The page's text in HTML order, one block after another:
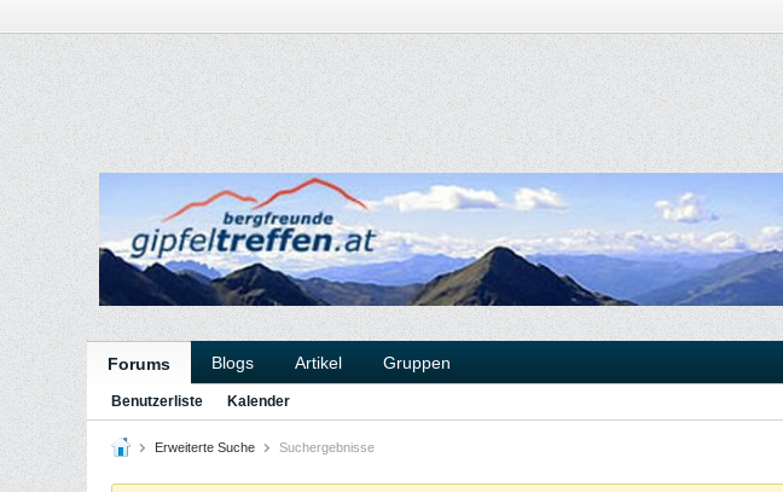
Forums Blogs Artikel Gruppen
Benutzerliste Kalender
Erweiterte Suche Suchergebnisse